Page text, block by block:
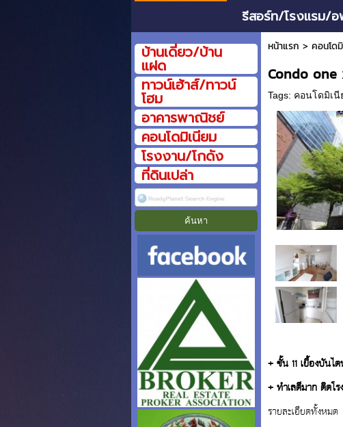
รีสอร์ท/โรงแรม/อ
บ้านเดี่ยว/บ้าน
แฝด
ทาวน์เฮ้าส์/ทาวน์
โฮม
อาคารพาณิชย์
คอนโดมิเนียม
โรงงาน/โกดัง
ที่ดินเปล่า
หน้าแรก > คอนโด
Condo
Tags: คอนโดมิเ
+ ชั้น 11 เยื้องบันไ
+ ทำเลดีมาก ติดโ
รายละเอียดทั้งหมด